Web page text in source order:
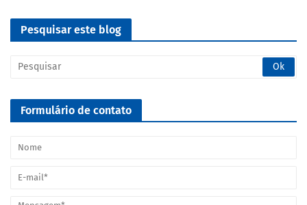
Pesquisar este blog
Formulário de contato